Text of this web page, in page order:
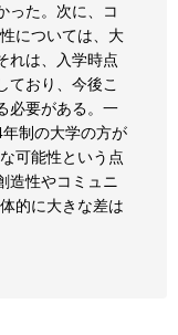
った。次に、コ
については、大
れは、入学時点
ており、今後こ
必要がある。一
制の大学の方が
可能性という点
造性やコミュニ
的に大きな差は